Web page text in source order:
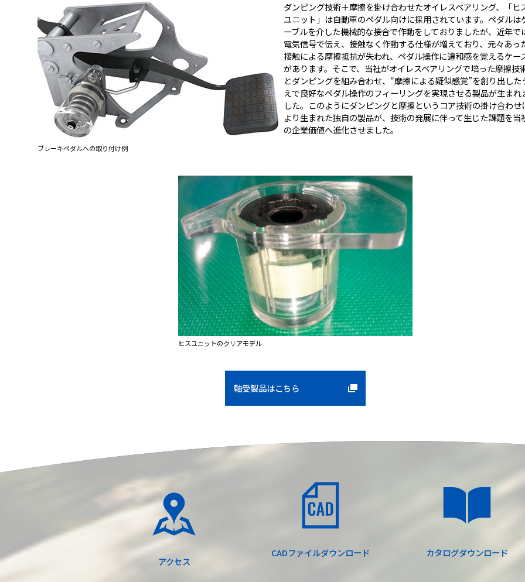
ブレーキペダルへの取り付け例
ダンピング技術＋摩擦を掛け合わせたオイレスベアリング、「ヒ
ユニット」は自動車のペダル向けに採用されています。ペダルは
ーブルを介した機械的な接合で作動をしておりましたが、近年で
電気信号で伝え、接触なく作動する仕様が増えており、元々あっ
接触による摩擦抵抗が失われ、ペダル操作に違和感を覚えるケー
があります。そこで、当社がオイレスベアリングで培った摩擦技
とダンピングを組み合わせ、“摩擦による疑似感覚”を創り出した
えで良好なペダル操作のフィーリングを実現させる製品が生まれ
した。このようにダンピングと摩擦というコア技術の掛け合わせ
より生まれた独自の製品が、技術の発展に伴って生じた課題を当
の企業価値へ進化させました。
ヒスユニットのクリアモデル
軸受製品はこちら
アクセス
CADファイルダウンロード カタログダウンロード